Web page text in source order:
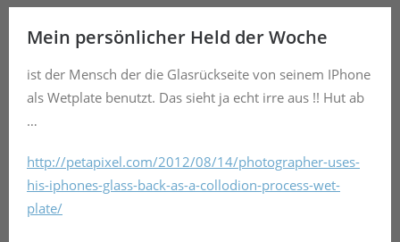
Mein persönlicher Held der Woche
ist der Mensch der die Glasrückseite von seinem IPhone
als Wetplate benutzt. Das sieht ja echt irre aus !! Hut ab
…
http://petapixel.com/2012/08/14/photographer-uses-
his-iphones-glass-back-as-a-collodion-process-wet-
plate/